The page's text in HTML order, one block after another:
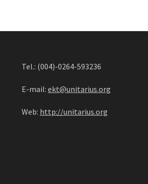
Tel.: (004)-0264-593236
E-mail: ekt@unitarius.org
Web: http://unitarius.org